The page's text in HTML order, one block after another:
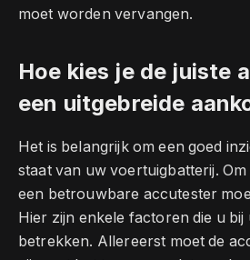
moet worden vervangen.
Hoe kies je de juiste
een uitgebreide
Het is belangrijk om een goed
staat van uw voertuigbatterij.
een betrouwbare accutester
Hier zijn enkele factoren die u bij
betrekken. Allereerst moet de